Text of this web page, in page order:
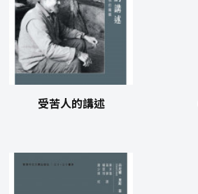
受苦人的講述